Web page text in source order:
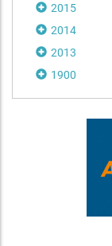
2015
2014
2013
1900